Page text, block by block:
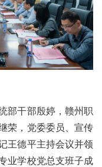
部干部殷婷，赣州职
荣，党委委员、宣传
王德平主持会议并领
业学校党总支班子成